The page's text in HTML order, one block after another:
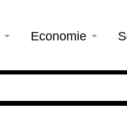
Economie